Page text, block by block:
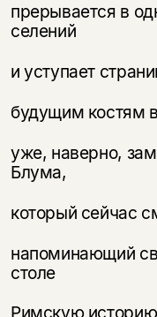
прерывается в
селений
и уступает
будущим костям
уже, наверно,
Блума,
который сейчас
напоминающий
столе